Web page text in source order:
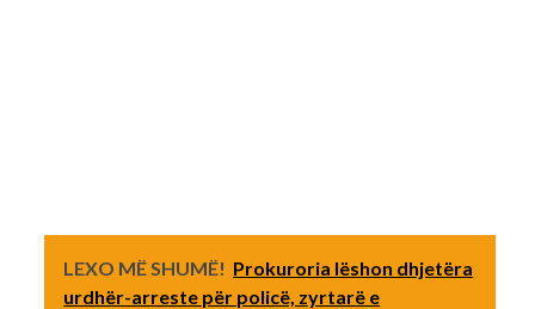
LEXO MË SHUMË! Prokuroria lëshon dhjetëra
urdhër-arreste për policë, zyrtarë e